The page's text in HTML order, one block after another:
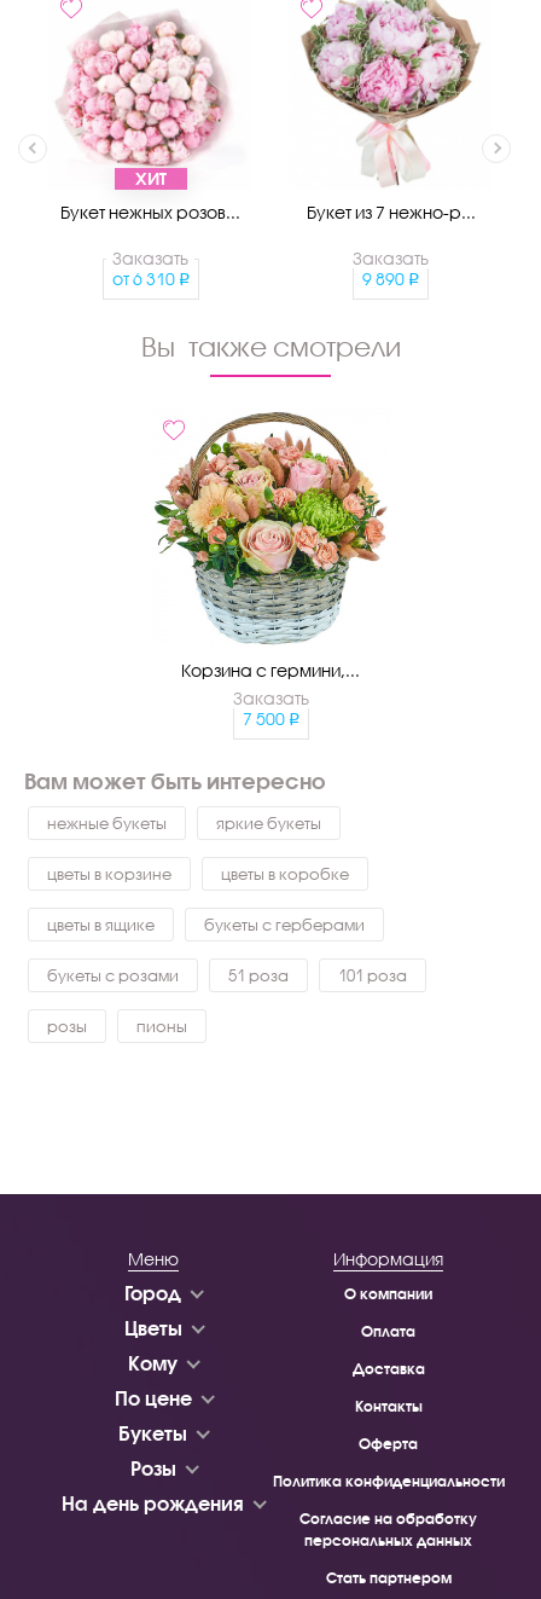
ХИТ
Букет нежных розов...
Заказать
от 6 310
Букет из 7 нежно-р...
Заказать
9 890
Вы также смотрели
Корзина с гермини,...
Заказать
7 500
Вам может быть интересно
нежные букеты яркие букеты
цветы в корзине цветы в коробке
цветы в ящике букеты с герберами
букеты с розами 51 роза 101 роза
розы пионы
Меню
Город
Цветы
Кому
По цене
Букеты
Розы
На день рождения
Информация
О компании
Оплата
Доставка
Контакты
Оферта
Политика конфиденциальности
Согласие на обработку
персональных данных
Стать партнером